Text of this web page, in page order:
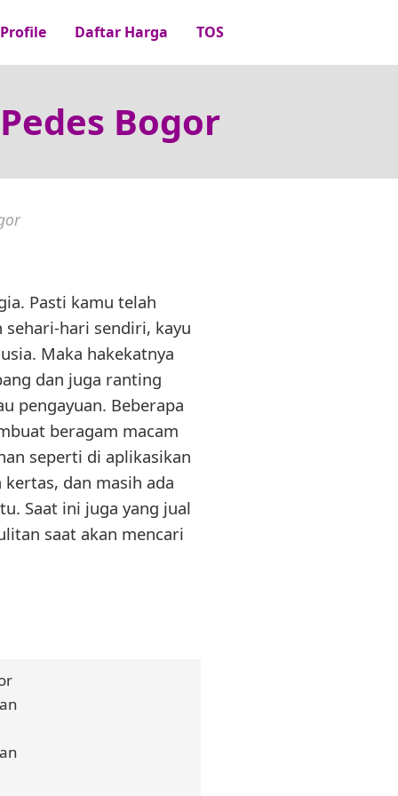
Profile Daftar Harga TOS
Bogor
Pasti kamu telah
sehari-hari sendiri, kayu
Maka hakekatnya
dan juga ranting
pengayuan. Beberapa
beragam macam
seperti di aplikasikan
dan masih ada
Saat ini juga yang jual
saat akan mencari